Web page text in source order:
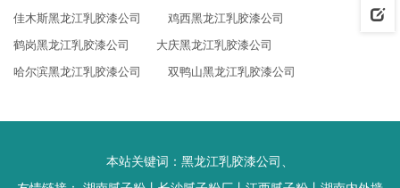
佳木斯黑龙江乳胶漆公司
鸡西黑龙江乳胶漆公司
鹤岗黑龙江乳胶漆公司
大庆黑龙江乳胶漆公司
哈尔滨黑龙江乳胶漆公司
双鸭山黑龙江乳胶漆公司
本站关键词： 黑龙江乳胶漆公司